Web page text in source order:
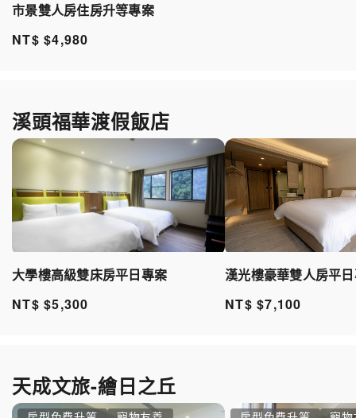
市景雙人房住房升等專案
NT$ $4,980
溪頭福華渡假飯店
大學樓高級雙床房平日專案
NT$ $5,300
漢光樓豪華雙人房平
NT$ $7,100
天成文旅-繪日之丘